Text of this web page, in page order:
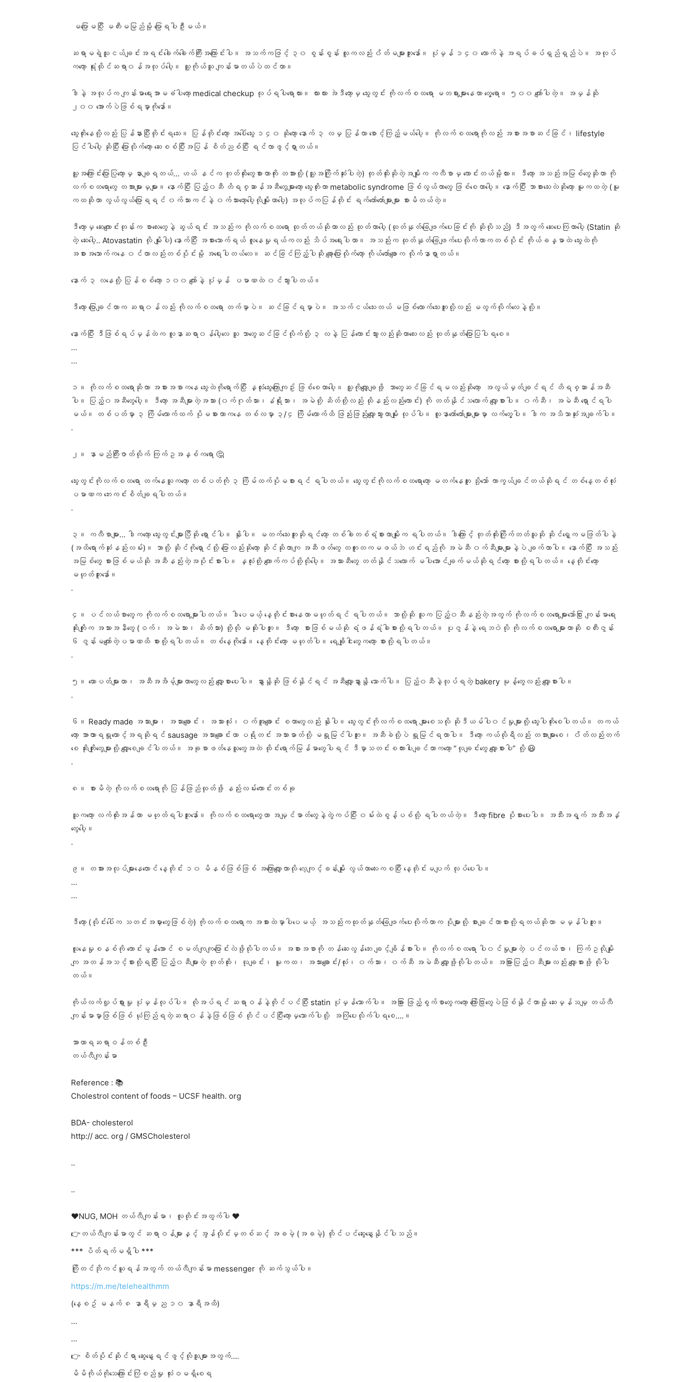
မပြောမပြီး မတီးမမြည်မို့ ပြောရပါဦးမယ်။
ဆရာမရဲ့သူငယ်ချင်းအရင်းခေါက်ခေါက်ကြီးအကြောင်းပါ။ အသက်ကဖြင့် ၃၀ စွန်းစွန်း လူကလည်း ၀ိတ်မများဘူးနော်။ ပုံမှန် ၁၄၀ လောက်နဲ့ အရပ်ခပ်ရှည်ရှည်ပဲ။ အလုပ်
ကတော့ ရုံးထိုင်ဆရာ၀န်အလုပ်ပေါ့။ သူ့ကိုယ်သူ ကျန်းမာတယ်ပဲထင်တာ။
ဒါနဲ့ အလုပ်က ကျန်းမာရေးအာမခံပါတော့ medical checkup လုပ်ရပါရောလား။ လားလား အဲဒီတော့မှ သွေးတွင်း ကိုလက်စထရော မတရားများနေတာ တွေ့ရော။ ၅၀၀ ကျော်ပါတဲ့။ အမှန်ဆို
၂၀၀ အောက်ပဲဖြစ်ရမှာကိုနော်။
သွေးတိုးနေလို့လည်း ပြန်နားပြီးတိုင်းရသေး။ ပြန်တိုင်းတော့ အပေါ်သွေး ၁၄၀ ဆိုတော့ နောက် ၃ လမှ ပြန်လာ စောင့်ကြည့်မယ်ပေါ့။ ကိုလက်စထရောကိုလည်း အစားအစာဆင်ခြင်၊ lifestyle
ပြင်ပါပေါ့ ဆိုပြီး ပြောလိုက်တော့ ဆေးစစ်ပြီးအပြန် စိတ်ညစ်ပြီး ရင်လာဖွင့်ရှာတယ်။
သူ့အကြောင်းပြောပြတော့မှ နားချရတယ်… ဟယ် နင်က တုတ်ထိုးတွေစားတာကိုး တအားလို့ (သူ့အကြိုက်ဆုံးပါတဲ့) တုတ်ထိုးဆိုတဲ့အမျိုးက ကလီစာမှ ကောင်းတယ်မို့လား။ ဒီတော့ အသည်းအမြစ်တွေဆိုတာ ကို
လက်စထရောတွေ တအားများမှများ။ နောက်ပြီး ပြည့်၀ဆီ တိရစ္ဆာန်အဆီတွေများတော့ သွေးတိုးတာ metabolic syndrome ဖြစ်လွယ်တာတွေ ဖြစ်စေတာပေါ့။ နောက်ပြီး ဘာစားသေးလဲဆိုတော့ မူကထတဲ့ (မူ
ကထဆိုတာ လွယ်လွယ်ပြောရရင် ၀က်သားကင်နဲ့ ၀က်သားဟော့ပေါ့လိုမျိုးဟာပေါ့) အလုပ်ကပြန်တိုင်း ရက်တော်တော်များများ စားမိတယ်တဲ့။
ဒီတော့မှ ဆေးကျောင်းတုန်းက စာလေးတွေနဲ့ ဆွယ်ရင်း အသည်းက ကိုလက်စထရော ထုတ်တယ်ဆိုတာလည်း ထုတ်တာပေါ့ (ထုတ်နုတ်ခြေဖျက်ပေးခြင်းကို ဆိုလိုသည်) ဒီအတွက် ဆေးပေးကြတာပေါ့ (Statin ဆို
တဲ့ ဆေးပေါ့.. Atovastatin လို မျိုးပါ) နောက်ပြီး အစားသောက်ရယ် လူနေမှုရယ်ကလည်း သိပ်အရေးပါတာ။ အသည်းက ထုတ်နုတ်ခြေဖျက်ပေးလိုက်တာကတစ်ပိုင်း ကိုယ်ခန္ဓာထဲ သွေးထဲကို
အစားအသောက်ကနေ ၀င်တာလည်းတစ်ပိုင်းမို့ အရေးပါတယ်လေ။ ဆင်ခြင်ကြည့်ပါဆို ချော့ပြောလိုက်တော့ ကိုယ်တော်ချောက လိုက်နာရှာတယ်။
နောက် ၃ လနေလို့ ပြန်စစ်တော့ ၁၀၀ ကျော်နဲ့ ပုံမှန် ပမာဏထဲ ၀င်သွားပါတယ်။
ဒီတော့ ပြောချင်တာက ဆရာ၀န်လည်း ကိုလက်စထရော တက်မှာပဲ။ ဆင်ခြင်ရမှာပဲ။ အသက်ငယ်သေးတယ် မဖြစ်လောက်သေးဘူးလို့လည်း မတွက်လိုက်လေနဲ့လို့။
နောက်ပြီး ဒီဖြစ်ရပ်မှန်ထဲက လူနာဆရာ၀န်ပေါ့လေ သူ ဘာတွေဆင်ခြင်လိုက်လို့ ၃ လနဲ့ ပြန်ကောင်းသွားလည်းဆိုတာလေးလည်း ထုတ်နုတ်ပြောပြပါရစေ။
…
…
၁။ ကိုလက်စထရောဆိုတာ အစားအစာကနေ သွေးထဲကိုရောက်ပြီး နှလုံးသွေးကြောကျဥ်း ဖြစ်စေတာပေါ့။ သူ့ကိုလျှော့ချဖို့ ဘာတွေဆင်ခြင်ရမလည်းဆိုတော့ အလွယ်မှတ်ချင်ရင် တိရစ္ဆာန်အဆီ
ပါ။ ပြည့်၀အဆီတွေပေါ့။ ဒီတော့ အဆီများတဲ့အသား (၀က်ဂုတ်သား၊နံရိုးသား၊ အမဲတို့ ဆိတ်တို့လည်း ထိုနည်းလည်းကောင်း) ကို တတ်နိုင်သလောက် လျှော့စားပါ။ ၀က်ဆီ၊ အမဲဆီ ရှောင်ရပါ
မယ်။ တစ်ပတ်မှာ ၃ ကြိမ်လောက်ထက် ပိုမစားတာကနေ တစ်လမှာ ၃/၄ ကြိမ်လောက်ထိ ​ဖြည်းဖြည်းလျှော့သွားတာမျိုး လုပ်ပါ။ လူနာတော်တော်များများမှာ လက်တွေ့ပါ။ ဒါက အသိသာဆုံးအချက်ပါ။
.
၂။ နာမည်ကြီးဇာတ်လိုက် ကြက်ဥအနှစ်ကရော 🤔
သွေးတွင်းကိုလက်စထရော တက်နေသူကတော့ တစ်ပတ်ကို ၃ ကြိမ်ထက်ပိုမစားရင် ရပါတယ်။ သွေးတွင်းကိုလက်စထရောတော့ မတက်နေဘူး သို့သော် ကာကွယ်ချင်တယ်ဆိုရင် တစ်နေ့တစ်လုံး
ပမာဏက ဘေးကင်းစိတ်ချရပါတယ်။
.
၃။ ကလီစာများ… ဒါကတော့ သွေးတွင်းများပြီဆို ရှောင်ပါ။ နိုးပါ။ မတက်သေးဘူးဆိုရင်တော့ တစ်ခါတစ်ရံစားတာမျိုးက ရပါတယ်။ ဒါကြောင့် တုတ်ထိုးကြိုက်တတ်သူဆို ဆိုင်ရှေ့ကမဖြတ်ပါနဲ့
(အထိရောက်ဆုံးနည်းလမ်း)။ ဘာလို့ ဆိုင်ကိုရှောင်လို့ ပြောလည်းဆိုတော့ ဆိုင်ဆိုတာကျ အဆီဖတ်တွေ တကူးတကမဖယ်ဘဲ ဟင်းရည်ကို အမဲဆီ ၀က်ဆီများများနဲ့ပဲ ချက်တာပါ။ နောက်ပြီး အသည်း
အမြစ်တွေ စားဖြစ်မယ်ဆို အဆီနည်းတဲ့အပိုင်းစားပါ။ နှလုံးတို့ ကျောက်ကပ်တို့လိုပေါ့။ အသားဆီတွေ တတ်နိုင်သလောက် မပါအောင်ချက်မယ်ဆိုရင်တော့ စားလို့ရပါတယ်။ နေ့တိုင်းတော့
မဟုတ်ဘူးနော်။
.
၄။ ပင်လယ်စာတွေက ကိုလက်စထရောများပါတယ်။ ဒါပေမယ့် နေ့တိုင်းစားနေတာမဟုတ်ရင် ရပါတယ်။ ဘာလို့ဆို သူက ပြည့်၀ဆီနည်းတဲ့အတွက် ကိုလက်စထရောများသော်ငြား ကျန်းမာရေး
ဆိုးကျိုးက အသားအနီတွေ (ဝက်၊ အမဲသား၊ ဆိတ်သား) တို့လို မဆိုးပါဘူး။ ဒီတော့ စားဖြစ်မယ်ဆို ရံဖန်ရံခါစားလို့ရပါတယ်။ ပုဇွန်နဲ့ ရေဘ၀ဲလို ကိုလက်စထရောများတာဆို စတီးဇွန်း
၆ ဇွန်းမကျော်တဲ့ပမာဏထိ စားလို့ရပါတယ်။ တစ်နေ့ကိုနော်။ နေ့တိုင်းတော့ မဟုတ်ပါ။ ရေချိုငါးတွေကတော့ စားလို့ရပါတယ်။
.
၅။ ထောပတ်များတာ၊ အဆီအအိမ့်များတာတွေလည်း လျှော့စားပေးပါ။ နွားနို့ဆို ဖြစ်နိုင်ရင် အဆီလျှော့နွားနို့ သောက်ပါ။ ပြည့်၀ဆီနဲ့လုပ်ရတဲ့ bakery မုန့်တွေလည်း လျှော့စားပါ။
.
၆။ Ready made အသားများ၊ အသားချောင်း၊ အသားလုံး၊ ၀က်အူချောင်း စတာတွေလည်း နိုးပါ။ သွေးတွင်းကိုလက်စထရော များစေသလို ဆိုဒီယမ်ပါ၀င်မှုများလို့ သွေးပါတိုးစေပါတယ်။ တကယ်
တော့ အာဟာာရရှုထောင့်အရဆိုရင် sausage အသားချောင်းဟာ ပရိုတင်း အသားဓာတ်လို့ မရှုမြင်ပါဘူး။ အဆီခဲလို့ပဲ ရှုမြင်ရတာပါ။ ဒီတော့ ကယ်လိုရီလည်း တအားများစေ၊ ၀ိတ်လည်းတက်
စေ ဆိုးကျိုးတွေများလို့ လျှော့စေချင်ပါတယ်။ အခုစာဖတ်နေသူတွေအထဲ ထိုင်းရောက်မြန်မာတွေပါရင် ဒီမှာသတင်းစကားပါးချင်တာကတော့ “လုချင်းတွေ လျှော့စားပါ” လို့ 😃
.
၈။ စားမိတဲ့ ကိုလက်စထရောကို ပြန်ဖြည်ထုတ်ဖို့ နည်းလမ်းကောင်းတစ်ခု
သူကတော့ လက်ထိုးအန်တာ မဟုတ်ရပါဘူးနော်။ ကိုလက်စထရောတွေဟာ အမျှင်ဓာတ်တွေနဲ့တွဲကပ်ပြီး ၀မ်းထဲစွန့်ပစ်လို့ ရပါတယ်တဲ့။ ဒီတော့ fibre ပိုစားပေးပါ။ အသီးအရွက် အသီးအနှံ
တွေပေါ့။
.
၉။ တအားအလုပ်များနေတောင် နေ့တိုင်း ၁၀ မိနစ်ဖြစ်ဖြစ် အကြောလျှော့တာလို လေ့ကျင့်ခန်းမျိုး လွယ်တာလေးကစပြီး နေ့တိုင်းမပျက် လုပ်ပေးပါ။
…
…
ဒီတော့ (လိုင်းပေါ်က သတင်းအမှားတွေဖြစ်တဲ့) ကိုလက်စထရောက အစားထဲမှာပါပေမယ့် အသည်းကထုတ်နုတ်ခြေဖျက်ပေးလိုက်တာက ပိုများလို့ စားချင်တာစားလို့ရတယ်ဆိုတာ မမှန်ပါဘူး။
လူနေမှုစနစ်ကို ကောင်းမွန်အောင် စမတ်ကျကျပြောင်းလဲဖို့လိုပါတယ်။ အစားအစာကို တန်ဆေးလွန်ဘေး ချင့်ချိန်စားပါ။ ကိုလက်စထရော ပါ၀င်မှုများတဲ့ ပင်လယ်စာ၊ ကြက်ဥလိုမျိုး
ကျ အတန်အသင့်စားလို့ရပြီး ပြည့်၀ဆီများတဲ့ တုတ်ထိုး၊ လုချင်း၊ မူကထ၊ အသားချောင်း/လုံး၊ ၀က်သား၊ ၀က်ဆီ အမဲဆီ လျှော့ဖို့လိုပါတယ်။ အခြားပြည့်၀ဆီများလည်း လျှော့စားဖို့ လိုပါ
တယ်။
ကိုယ်လက်လှုပ်ရှားမှု ပုံမှန်လုပ်ပါ။ လိုအပ်ရင် ဆရာဝန်နဲ့တိုင်ပင်ပြီး statin ပုံမှန်သောက်ပါ။ အခြား ဖြည့်စွက်စာတွေကတော့ ကြော်ငြာတွေပဲဖြစ်နိုင်တာမို့ ဆေးမှန်သမျှ တယ်လီ
ကျန်းမာမှာဖြစ်ဖြစ် ယုံကြည်ရတဲ့ဆရာ၀န်နဲ့ဖြစ်ဖြစ် တိုင်ပင်ပြီးတော့မှသောက်ပါလို့ အကြံပေးလိုက်ပါရစေ….။
အာဟာရဆရာဝန်တစ်ဦး
တယ်လီကျန်းမာ
Reference : 📚
Cholestrol content of foods – UCSF health. org
BDA- cholesterol
http:// acc. org / GMSCholesterol
..
..
❤️NUG, MOH တယ်လီကျန်းမာ၊ လူတိုင်းအတွက်ပါ ❤️
👉တယ်လီကျန်းမာတွင် ဆရာဝန်များနှင့် အွန်လိုင်းမှတစ်ဆင့် အခမဲ့ (အခမဲ့) တိုင်ပင်ဆွေးနွေးနိုင်ပါသည်။
*** ပိတ်ရက်မရှိပါ ***
ကြိုတင်ဘိုကင်ယူရန်အတွက် တယ်လီကျန်းမာ messenger ကို ဆက်သွယ်ပါ။
https://m.me/telehealthmm
(နေ့စဥ် မနက် ၈ နာရီမှ ည ၁၀ နာရီအထိ)
…
…
👉 စိတ်ပိုင်းဆိုင်ရာ ဆွေးနွေးရင်ဖွင့်လိုသူများအတွက်….
မိမိကိုယ်ကိုသေကြောင်းကြံစည်မှု လုံးဝမရှိစေရ